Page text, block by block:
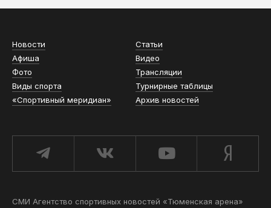
Новости
Статьи
Афиша
Видео
Фото
Трансляции
Виды спорта
Турнирные таблицы
«Спортивный меридиан»
Архив новостей
СМИ Агентство спортивных новостей «Тюменская арена»